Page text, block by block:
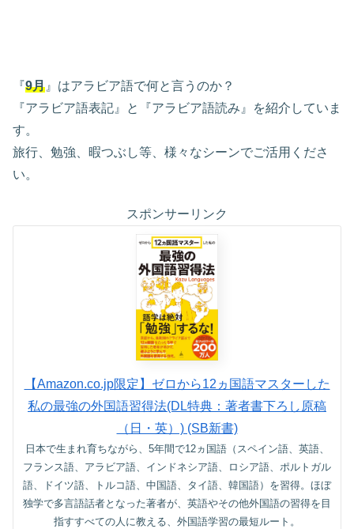
『9月 』はアラビア語で何と言うのか？
『アラビア語表記』と『アラビア語読み』を紹介していま
す。
旅行、勉強、暇つぶし等、様々なシーンでご活用くださ
い。
スポンサーリンク
【Amazon.co.jp限定】ゼロから12ヵ国語マスターした
私の最強の外国語習得法(DL特典：著者書下ろし原稿
（日・英）) (SB新書)
日本で生まれ育ちながら、5年間で12ヵ国語（スペイン語、英語、
フランス語、アラビア語、インドネシア語、ロシア語、ポルトガル
語、ドイツ語、トルコ語、中国語、タイ語、韓国語）を習得。ほぼ
独学で多言語話者となった著者が、英語やその他外国語の習得を目
指すすべての人に教える、外国語学習の最短ルート。